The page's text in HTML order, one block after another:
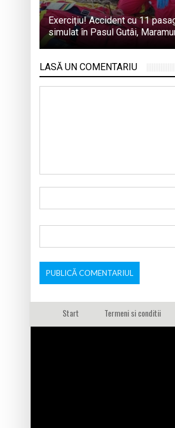
Exercițiu! Accident cu 11
simulat în Pasul Gutâi,
LASĂ UN COMENTARIU
Start Termeni si conditii